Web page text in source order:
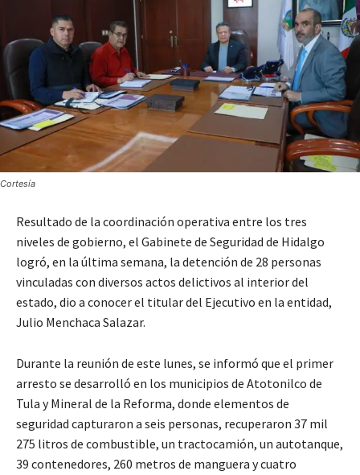
Cortesía
Resultado de la coordinación operativa entre los tres
niveles de gobierno, el Gabinete de Seguridad de Hidalgo
logró, en la última semana, la detención de 28 personas
vinculadas con diversos actos delictivos al interior del
estado, dio a conocer el titular del Ejecutivo en la entidad,
Julio Menchaca Salazar.
Durante la reunión de este lunes, se informó que el primer
arresto se desarrolló en los municipios de Atotonilco de
Tula y Mineral de la Reforma, donde elementos de
seguridad capturaron a seis personas, recuperaron 37 mil
275 litros de combustible, un tractocamión, un autotanque,
39 contenedores, 260 metros de manguera y cuatro